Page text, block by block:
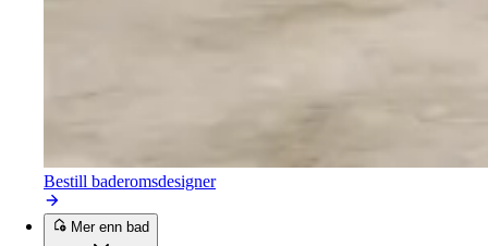
Bestill baderomsdesigner
Mer enn bad